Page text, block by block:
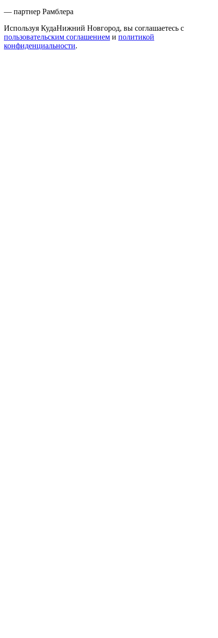
— партнер Рамблера
Используя КудаНижний Новгород, вы соглашаетесь с
пользовательским соглашением и политикой
конфиденциальности.